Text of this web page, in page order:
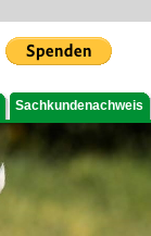
Sachkundenachweis